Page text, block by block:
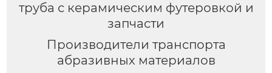
труба с керамическим футеровкой и
запчасти
Производители транспорта
абразивных материалов